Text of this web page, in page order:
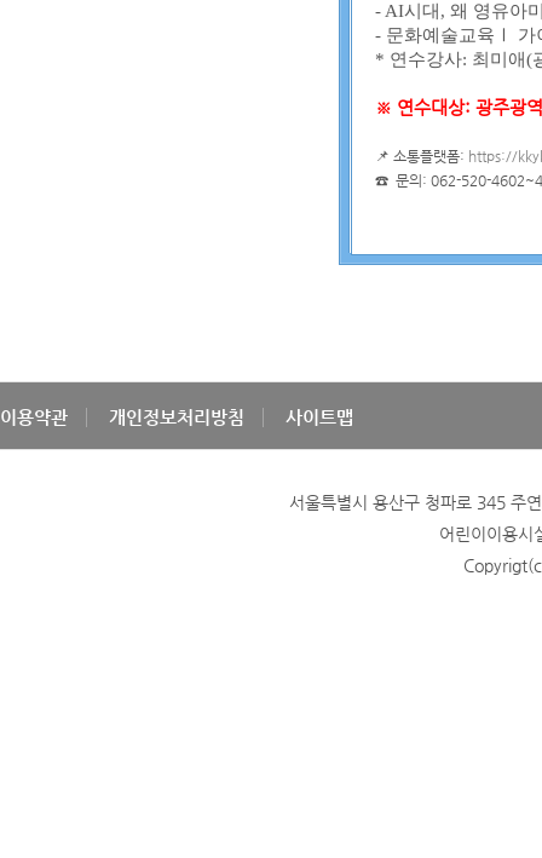
- AI시대, 왜 영유아
- 문화예술교육Ⅰ
* 연수강사: 최미애(
※ 연수대상: 광주광
📌 소통플랫폼: https://
☎ 문의: 062-520-4602~4
이용약관 개인정보처리방침 사이트맵
서울특별시 용산구 청파로 345
어린이이용시